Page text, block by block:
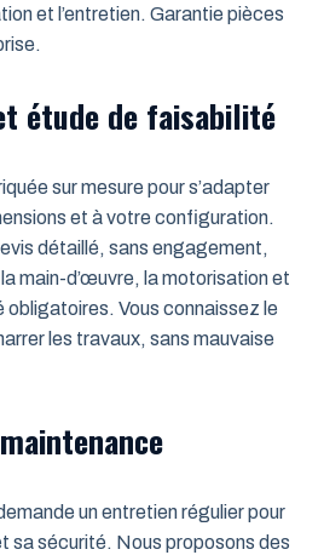
et l’entretien. Garantie pièces
étude de faisabilité
sur mesure pour s’adapter
et à votre configuration.
détaillé, sans engagement,
main-d’œuvre, la motorisation et
obligatoires. Vous connaissez le
les travaux, sans mauvaise
un entretien régulier pour
sa sécurité. Nous proposons des